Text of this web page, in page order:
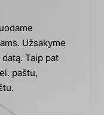
Užsakyme
Taip pat
paštu,